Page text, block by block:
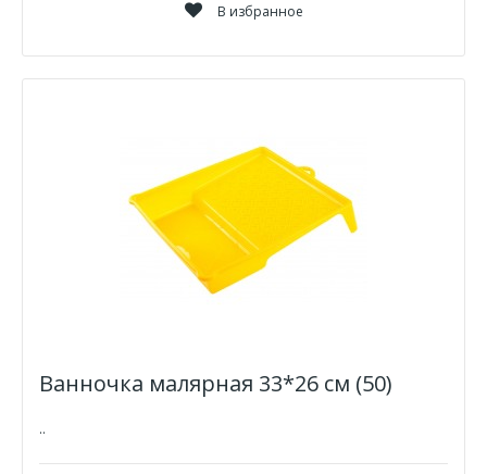
В избранное
Ванночка малярная 33*26 см (50)
..